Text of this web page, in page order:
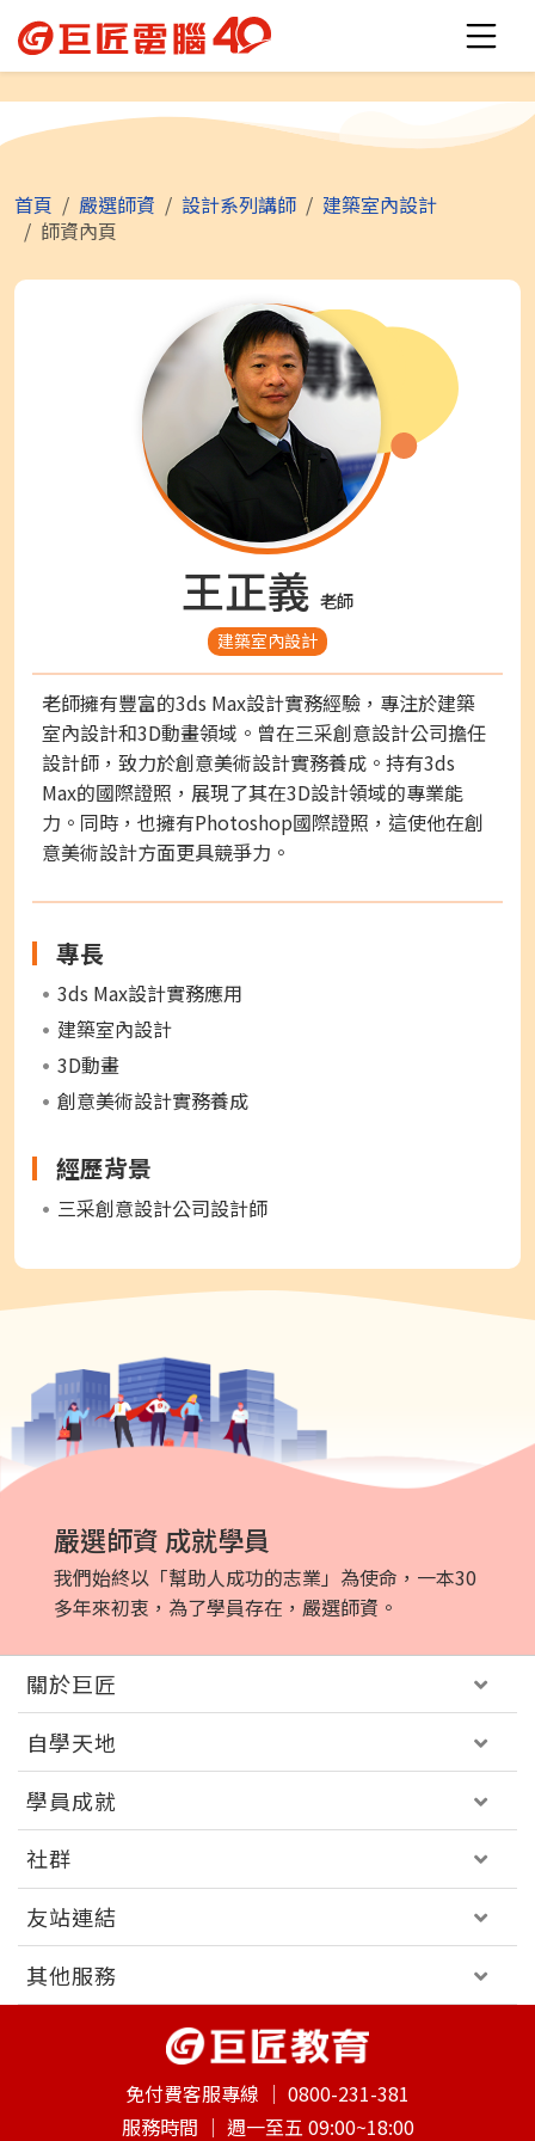
首頁 嚴選師資 設計系列講師
建築室內設計
師資內頁
王正義 老師
建築室內設計
老師擁有豐富的3ds Max設計實務經驗，專注於建築
室內設計和3D動畫領域。曾在三采創意設計公司擔任
設計師，致力於創意美術設計實務養成。持有3ds
Max的國際證照，展現了其在3D設計領域的專業能
力。同時，也擁有Photoshop國際證照，這使他在創
意美術設計方面更具競爭力。
專長
3ds Max設計實務應用
建築室內設計
3D動畫
創意美術設計實務養成
經歷背景
三采創意設計公司設計師
嚴選師資 成就學員
我們始終以「幫助人成功的志業」為使命，一本30
多年來初衷，為了學員存在，嚴選師資。
關於巨匠
自學天地
學員成就
社群
友站連結
其他服務
免付費客服專線 │ 0800-231-381
服務時間 │ 週一至五 09:00~18:00